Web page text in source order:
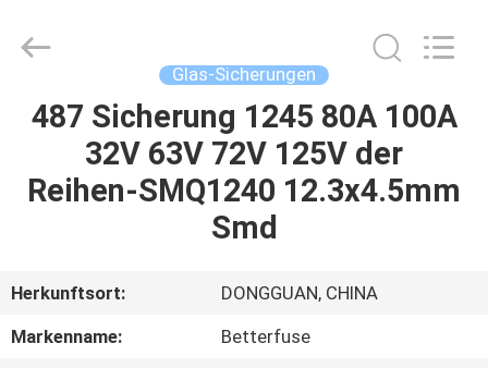
HAUS
PRODUKTE
SHOW
Co.,Ltd.
Glas-Sicherungen
487 Sicherung 1245 80A 100A
32V 63V 72V 125V der
Reihen-SMQ1240 12.3x4.5mm
Smd
Herkunftsort:
DONGGUAN, CHINA
Markenname:
Betterfuse